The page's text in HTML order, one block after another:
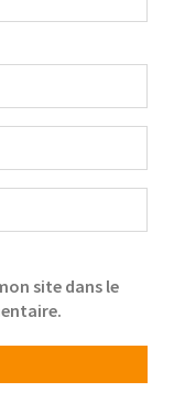
site dans le